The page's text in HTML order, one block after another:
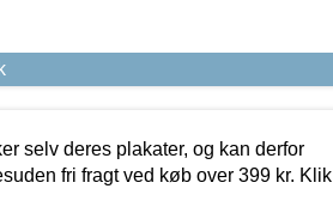
selv deres plakater, og kan derfor
fri fragt ved køb over 399 kr. Klik